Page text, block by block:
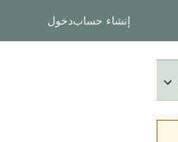
إنشاء حسابدخول